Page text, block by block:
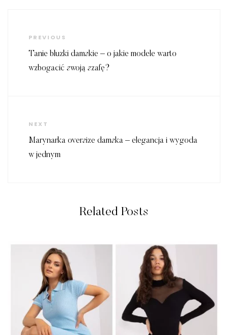
wpisu
Previous
Post
PREVIOUS
Tanie bluzki damskie – o jakie modele warto
wzbogacić swoją szafę?
Next
Post
NEXT
Marynarka oversize damska – elegancja i wygoda
w jednym
Related Posts